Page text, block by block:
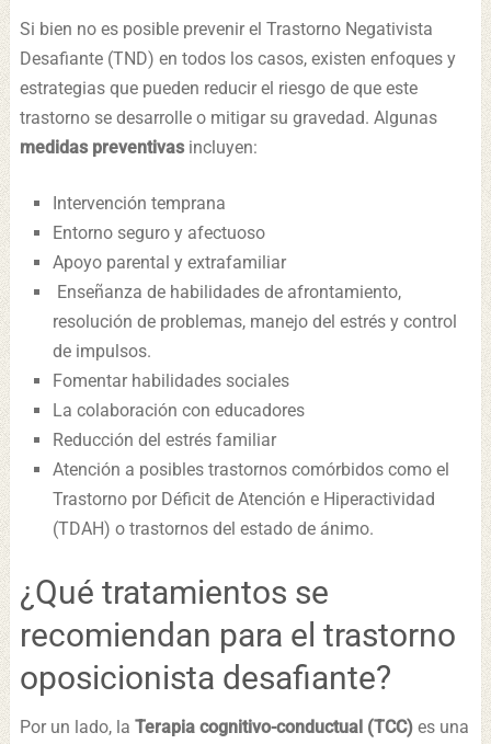
Si bien no es posible prevenir el Trastorno Negativista
Desafiante (TND) en todos los casos, existen enfoques y
estrategias que pueden reducir el riesgo de que este
trastorno se desarrolle o mitigar su gravedad. Algunas
medidas preventivasincluyen:
Intervención temprana
Entorno seguro y afectuoso
Apoyo parental y extrafamiliar
Enseñanza de habilidades de afrontamiento,
resolución de problemas, manejo del estrés y control
de impulsos.
Fomentar habilidades sociales
La colaboración con educadores
Reducción del estrés familiar
Atención a posibles trastornos comórbidos como el
Trastorno por Déficit de Atención e Hiperactividad
(TDAH) o trastornos del estado de ánimo.
¿Qué tratamientos se
recomiendan para el trastorno
oposicionista desafiante?
Por un lado, la Terapia cognitivo-conductual (TCC)es una